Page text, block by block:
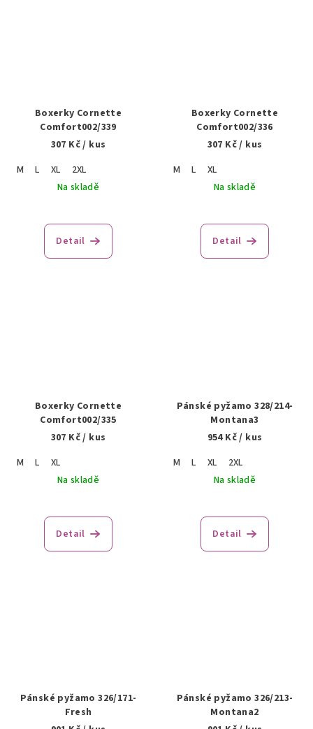
Boxerky Cornette
Comfort002/339
307 Kč/ kus
M
L XL
2XL
Na skladě
Detail
Boxerky Cornette
Comfort002/336
307 Kč/ kus
M
L
XL
Na skladě
Detail
Boxerky Cornette
Comfort002/335
307 Kč/ kus
M
L
XL
Na skladě
Detail
Pánské pyžamo 328/214-
Montana3
954 Kč/ kus
M
L XL
2XL
Na skladě
Detail
Pánské pyžamo 326/171-
Fresh
Pánské pyžamo 326/213-
Montana2